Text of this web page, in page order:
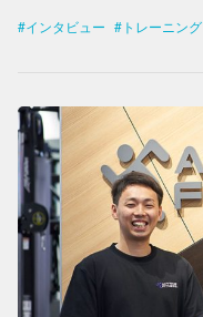
インタビュー トレーニング